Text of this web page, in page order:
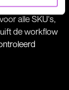
3D-
alle SKU's,
de workflow